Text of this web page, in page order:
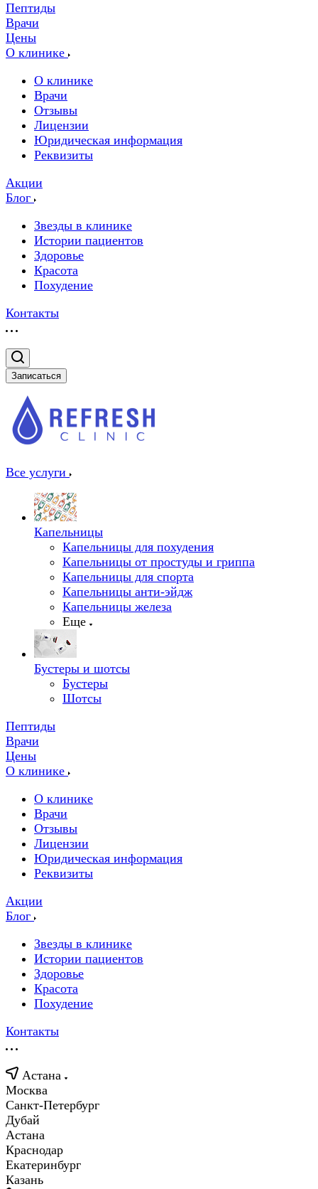
Пептиды
Врачи
Цены
О клинике
О клинике
Врачи
Отзывы
Лицензии
Юридическая информация
Реквизиты
Акции
Блог
Звезды в клинике
Истории пациентов
Здоровье
Красота
Похудение
Контакты
Записаться
Все услуги
Капельницы
Капельницы для похудения
Капельницы от простуды и гриппа
Капельницы для спорта
Капельницы анти-эйдж
Капельницы железа
Еще
Бустеры и шотсы
Бустеры
Шотсы
Пептиды
Врачи
Цены
О клинике
О клинике
Врачи
Отзывы
Лицензии
Юридическая информация
Реквизиты
Акции
Блог
Звезды в клинике
Истории пациентов
Здоровье
Красота
Похудение
Контакты
Астана
Москва
Санкт-Петербург
Дубай
Астана
Краснодар
Екатеринбург
Казань